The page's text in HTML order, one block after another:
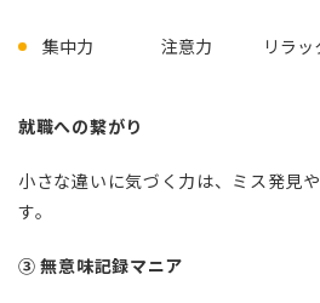
集中力 注意力 リラック
就職への繋がり
小さな違いに気づく力は、ミス発見
す。
③ 無意味記録マニア